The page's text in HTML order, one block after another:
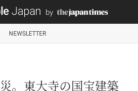
NEWSLETTER
。東大寺の国宝建築